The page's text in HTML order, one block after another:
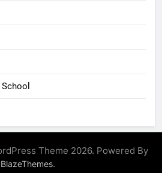
Theme 2026. Powered By
BlazeThemes.